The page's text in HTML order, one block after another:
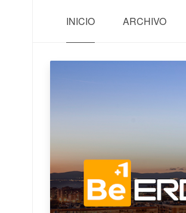
INICIO ARCHIVO